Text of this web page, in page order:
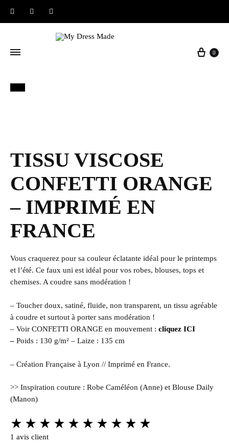
InstagramFacebook
Panier
0
TISSU VISCOSE
CONFETTI ORANGE
– IMPRIMÉ EN
FRANCE
Vous craquerez pour sa couleur éclatante idéal pour le printemps
et l’été. Ce faux uni est idéal pour vos robes, blouses, tops et
chemises. A coudre sans modération !
– Toucher doux, satiné, fluide, non transparent, un tissu agréable
à coudre et surtout à porter sans modération !
– Voir CONFETTI ORANGE en mouvement : cliquez ICI
– Poids : 130 g/m² – Laize : 135 cm
– Création Française à Lyon // Imprimé en France.
>> Inspiration couture : Robe Caméléon (Anne) et Blouse Daily
(Manon)
1 avis client